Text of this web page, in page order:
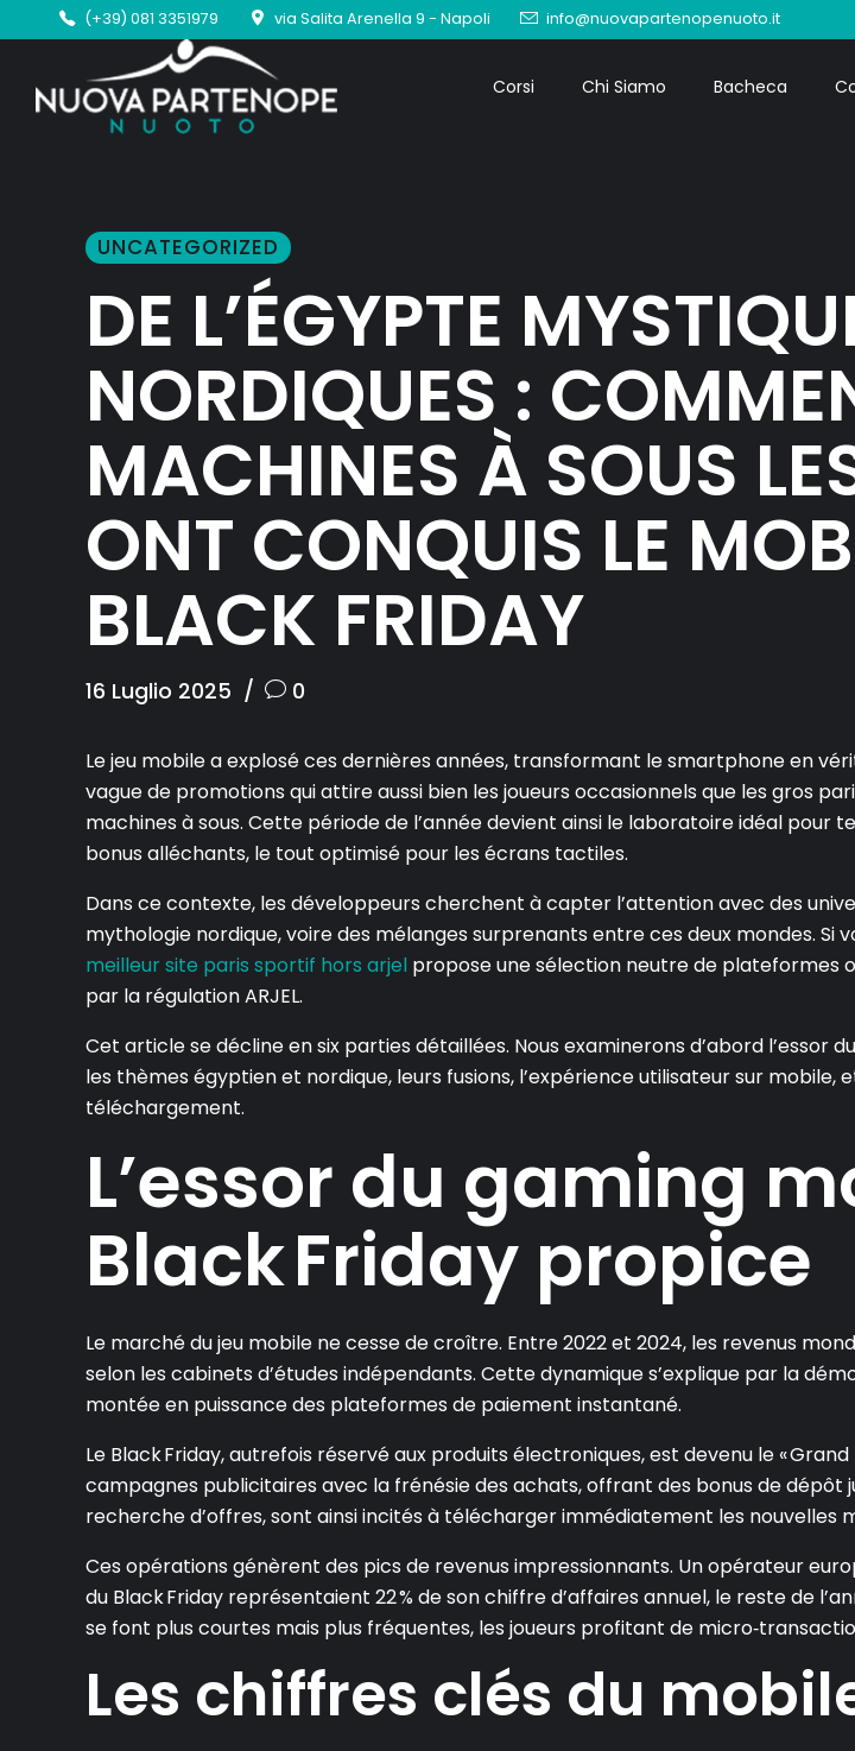
(+39) 081 3351979 via Salita Arenella 9 - Napoli info@nuovapartenopenuoto.it
Corsi Chi Siamo Bacheca
UNCATEGORIZED
DE L’ÉGYPTE
NORDIQUES :
MACHINES À SOUS
ONT CONQUIS LE
BLACK FRIDAY
16 Luglio 2025 0
Le jeu mobile a explosé ces dernières années, transformant le smartphone en
vague de promotions qui attire aussi bien les joueurs occasionnels que les gros
machines à sous. Cette période de l’année devient ainsi le laboratoire idéal
bonus alléchants, le tout optimisé pour les écrans tactiles.
Dans ce contexte, les développeurs cherchent à capter l’attention avec des
mythologie nordique, voire des mélanges surprenants entre ces deux mondes.
meilleur site paris sportif hors arjel propose une sélection neutre de plateformes
par la régulation ARJEL.
Cet article se décline en six parties détaillées. Nous examinerons d’abord l’essor
les thèmes égyptien et nordique, leurs fusions, l’expérience utilisateur sur
téléchargement.
L’essor du gaming
Black Friday propice
Le marché du jeu mobile ne cesse de croître. Entre 2022 et 2024, les revenus
selon les cabinets d’études indépendants. Cette dynamique s’explique par la
montée en puissance des plateformes de paiement instantané.
Le Black Friday, autrefois réservé aux produits électroniques, est devenu le «
campagnes publicitaires avec la frénésie des achats, offrant des bonus de dépôt
recherche d’offres, sont ainsi incités à télécharger immédiatement les nouvelles
Ces opérations génèrent des pics de revenus impressionnants. Un opérateur
du Black Friday représentaient 22 % de son chiffre d’affaires annuel, le reste de
se font plus courtes mais plus fréquentes, les joueurs profitant de
Les chiffres clés du